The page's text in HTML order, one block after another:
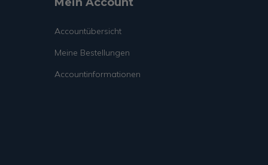
Accountübersicht
Meine Bestellungen
Accountinformationen